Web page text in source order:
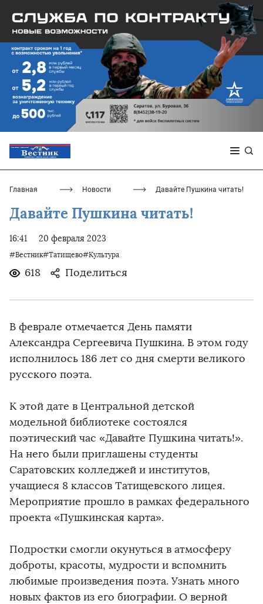
Главная Новости Давайте Пушкина читать!
Давайте Пушкина читать!
16:41 20 февраля 2023
#Вестник#Татищево#Культура
618 Поделиться
В феврале отмечается День памяти
Александра Сергеевича Пушкина. В этом году
исполнилось 186 лет со дня смерти великого
русского поэта.
К этой дате в Центральной детской
модельной библиотеке состоялся
поэтический час «Давайте Пушкина читать!».
На него были приглашены студенты
Саратовских колледжей и институтов,
учащиеся 8 классов Татищевского лицея.
Мероприятие прошло в рамках федерального
проекта «Пушкинская карта».
Подростки смогли окунуться в атмосферу
доброты, красоты, мудрости и вспомнить
любимые произведения поэта. Узнать много
новых фактов из его биографии. О верной